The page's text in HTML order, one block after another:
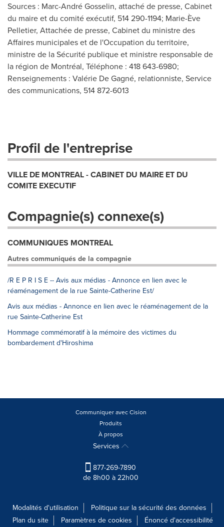
Sources : Marc-André Gosselin, attaché de presse, Cabinet
du maire et du comité exécutif, 514 290-1194; Marie-Ève
Pelletier, Attachée de presse, Cabinet du ministre des
Affaires municipales et de l'Occupation du territoire,
ministre de la Sécurité publique et ministre responsable de
la région de Montréal, Téléphone : 418 643-6980;
Renseignements : Valérie De Gagné, relationniste, Service
des communications, 514 872-6013
Profil de l'entreprise
VILLE DE MONTREAL - CABINET DU MAIRE ET DU
COMITE EXECUTIF
Compagnie(s) connexe(s)
COMMUNIQUES MONTREAL
Autres communiqués de la compagnie
/R E P R I S E -- Avis aux médias - Annonce en lien avec le
réaménagement de la rue Sainte-Catherine Est/
Avis aux médias - Annonce en lien avec le réaménagement de la
rue Sainte-Catherine Est
Hommage commémoratif à la mémoire des victimes du
bombardement d'Hiroshima
Communiquer avec Cision
Produits
À propos
Services
877-269-7890
de 8h00 à 22h00
Modalités d'utilisation
Politique sur la sécurité des données
Plan du site
Paramètres de cookies Énoncé d'accessibilité